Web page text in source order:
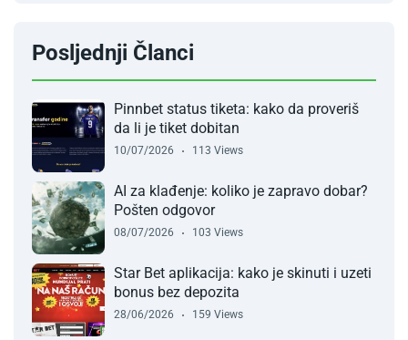
Posljednji Članci
Pinnbet status tiketa: kako da proveriš
da li je tiket dobitan
10/07/2026 113 Views
AI za klađenje: koliko je zapravo dobar?
Pošten odgovor
08/07/2026 103 Views
Star Bet aplikacija: kako je skinuti i uzeti
bonus bez depozita
28/06/2026 159 Views